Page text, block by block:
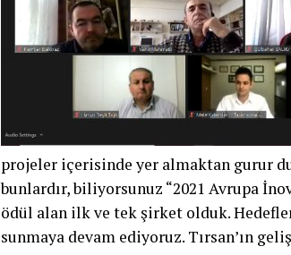
projeler içerisinde yer almaktan gurur
bunlardır, biliyorsunuz “2021 Avrupa
ödül alan ilk ve tek şirket olduk.
sunmaya devam ediyoruz. Tırsan’ın